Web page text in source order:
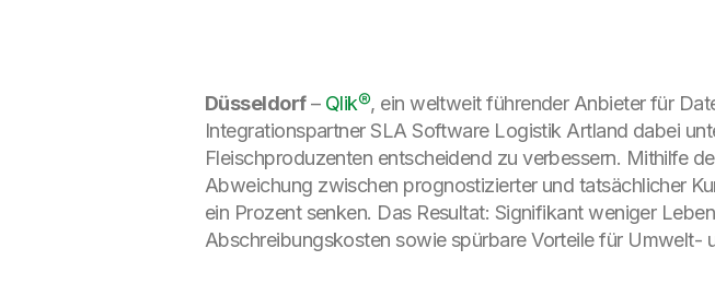
Düsseldorf– Qlik®, ein weltweit führender Anbieter für
Integrationspartner SLA Software Logistik Artland dabei
Fleischproduzenten entscheidend zu verbessern. Mithilfe
Abweichung zwischen prognostizierter und tatsächlicher
ein Prozent senken. Das Resultat: Signifikant weniger
Abschreibungskosten sowie spürbare Vorteile für Umwelt-